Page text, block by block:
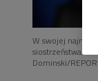
W swojej
siostrzeństwa,
Dominski/